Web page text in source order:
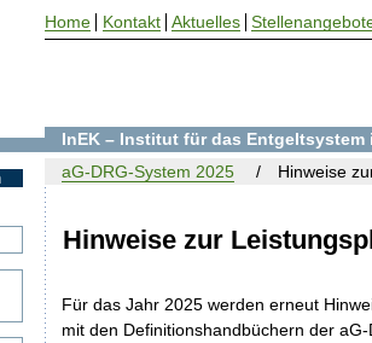
Hinweise zur
Für das Jahr 2025 werden erneut
mit den Definitionshandbüchern der
InEK – Institut für das Entgeltsystem
aG-DRG-System 2025
Hinweise
Home Kontakt Aktuelles